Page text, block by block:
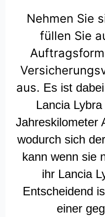
Nehmen Sie
füllen Sie
aus. Es ist
Lancia
Jahreskilometer
wodurch sich
kann wenn sie
ihr Lancia
Entscheidend
einer